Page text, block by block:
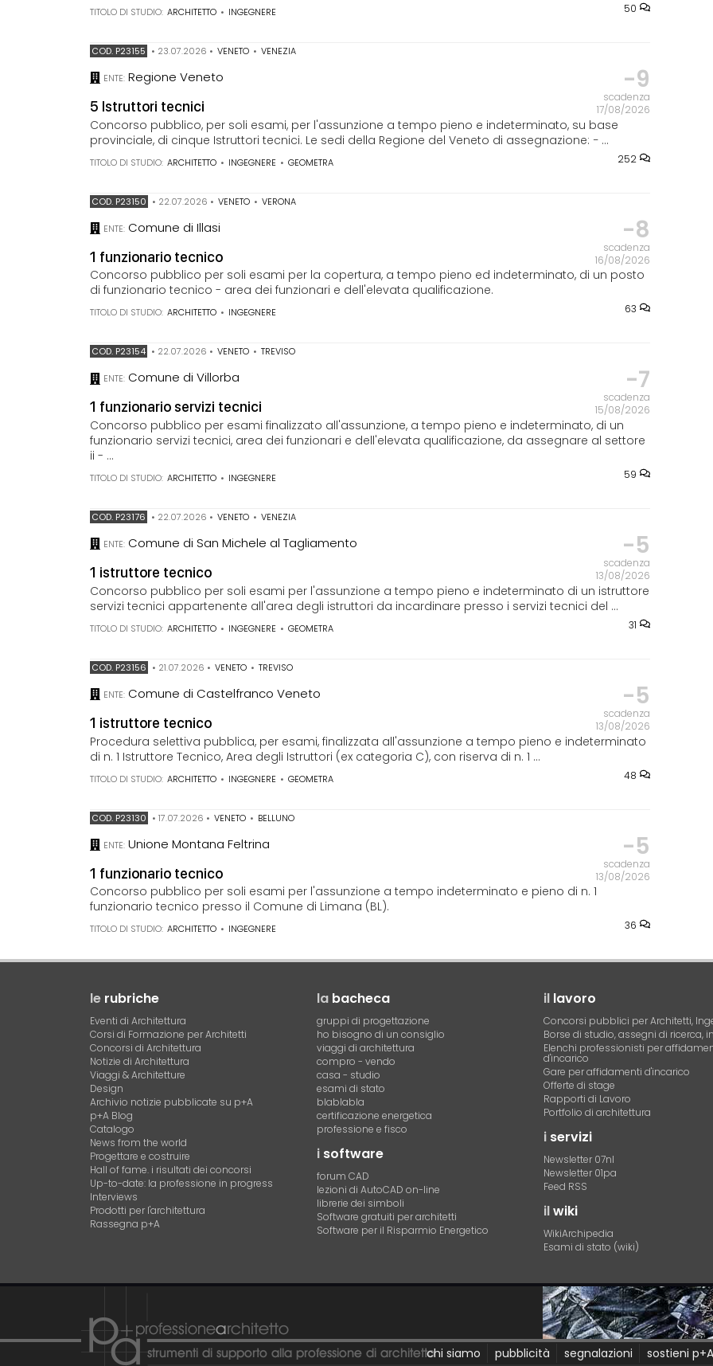
50
TITOLO DI STUDIO: ARCHITETTO • INGEGNERE
COD. P23155 • 23.07.2026 • VENETO • VENEZIA
-9
scadenza
17/08/2026
ENTE: Regione Veneto
5 Istruttori tecnici
Concorso pubblico, per soli esami, per l'assunzione a tempo pieno e indeterminato, su base
provinciale, di cinque Istruttori tecnici. Le sedi della Regione del Veneto di assegnazione: − ...
252
TITOLO DI STUDIO: ARCHITETTO • INGEGNERE • GEOMETRA
COD. P23150 • 22.07.2026 • VENETO • VERONA
-8
scadenza
16/08/2026
ENTE: Comune di Illasi
1 funzionario tecnico
Concorso pubblico per soli esami per la copertura, a tempo pieno ed indeterminato, di un posto
di funzionario tecnico - area dei funzionari e dell'elevata qualificazione.
63
TITOLO DI STUDIO: ARCHITETTO • INGEGNERE
COD. P23154 • 22.07.2026 • VENETO • TREVISO
-7
scadenza
15/08/2026
ENTE: Comune di Villorba
1 funzionario servizi tecnici
Concorso pubblico per esami finalizzato all'assunzione, a tempo pieno e indeterminato, di un
funzionario servizi tecnici, area dei funzionari e dell'elevata qualificazione, da assegnare al settore
ii - ...
59
TITOLO DI STUDIO: ARCHITETTO • INGEGNERE
COD. P23176 • 22.07.2026 • VENETO • VENEZIA
-5
scadenza
13/08/2026
ENTE: Comune di San Michele al Tagliamento
1 istruttore tecnico
Concorso pubblico per soli esami per l'assunzione a tempo pieno e indeterminato di un istruttore
servizi tecnici appartenente all'area degli istruttori da incardinare presso i servizi tecnici del ...
31
TITOLO DI STUDIO: ARCHITETTO • INGEGNERE • GEOMETRA
COD. P23156 • 21.07.2026 • VENETO • TREVISO
-5
scadenza
13/08/2026
ENTE: Comune di Castelfranco Veneto
1 istruttore tecnico
Procedura selettiva pubblica, per esami, finalizzata all'assunzione a tempo pieno e indeterminato
di n. 1 Istruttore Tecnico, Area degli Istruttori (ex categoria C), con riserva di n. 1 ...
48
TITOLO DI STUDIO: ARCHITETTO • INGEGNERE • GEOMETRA
COD. P23130 •17.07.2026 • VENETO • BELLUNO
-5
scadenza
13/08/2026
ENTE: Unione Montana Feltrina
1 funzionario tecnico
Concorso pubblico per soli esami per l'assunzione a tempo indeterminato e pieno di n. 1
funzionario tecnico presso il Comune di Limana (BL).
36
TITOLO DI STUDIO: ARCHITETTO • INGEGNERE
le rubriche
Eventi di Architettura
Corsi di Formazione per Architetti
Concorsi di Architettura
Notizie di Architettura
Viaggi & Architetture
Design
Archivio notizie pubblicate su p+A
p+A Blog
Catalogo
News from the world
Progettare e costruire
Hall of fame. i risultati dei concorsi
Up-to-date: la professione in progress
Interviews
Prodotti per l'architettura
Rassegna p+A
la bacheca
gruppi di progettazione
ho bisogno di un consiglio
viaggi di architettura
compro - vendo
casa - studio
esami di stato
blablabla
certificazione energetica
professione e fisco
i software
forum CAD
lezioni di AutoCAD on-line
librerie dei simboli
Software gratuiti per architetti
Software per il Risparmio Energetico
il lavoro
Concorsi pubblici per Architetti,
Borse di studio, assegni di ricerca,
Elenchi professionisti per
d'incarico
Gare per affidamenti d'incarico
Offerte di stage
Rapporti di Lavoro
Portfolio di architettura
i servizi
Newsletter 07nl
Newsletter 01pa
Feed RSS
ilwiki
WikiArchipedia
Esami di stato (wiki)
chi siamo pubblicità segnalazioni sostieni p+A